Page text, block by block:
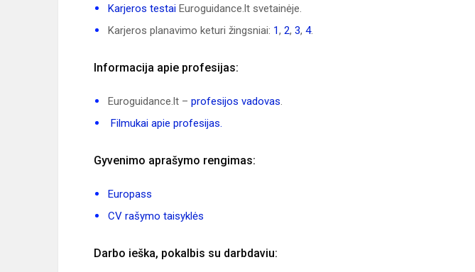
Karjeros testai Euroguidance.lt svetainėje.
Karjeros planavimo keturi žingsniai: 1, 2, 3, 4.
Informacija apie profesijas:
Euroguidance.lt – profesijos vadovas.
Filmukai apie profesijas.
Gyvenimo aprašymo rengimas:
Europass
CV rašymo taisyklės
Darbo ieška, pokalbis su darbdaviu: